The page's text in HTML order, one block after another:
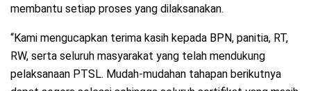
membantu setiap proses yang dilaksanakan.
“Kami mengucapkan terima kasih kepada BPN, panitia, RT,
RW, serta seluruh masyarakat yang telah mendukung
pelaksanaan PTSL. Mudah-mudahan tahapan berikutnya